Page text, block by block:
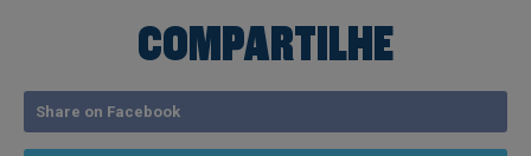
COMPARTILHE
Share on Facebook